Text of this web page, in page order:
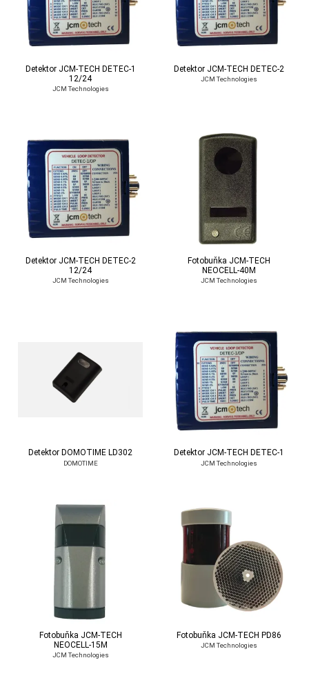
Detektor JCM-TECH DETEC-1
12/24
JCM Technologies
Detektor JCM-TECH DETEC-2
JCM Technologies
Detektor JCM-TECH DETEC-2
12/24
JCM Technologies
Fotobuňka JCM-TECH
NEOCELL-40M
JCM Technologies
Detektor DOMOTIME LD302
DOMOTIME
Detektor JCM-TECH DETEC-1
JCM Technologies
Fotobuňka JCM-TECH
NEOCELL-15M
JCM Technologies
Fotobuňka JCM-TECH PD86
JCM Technologies